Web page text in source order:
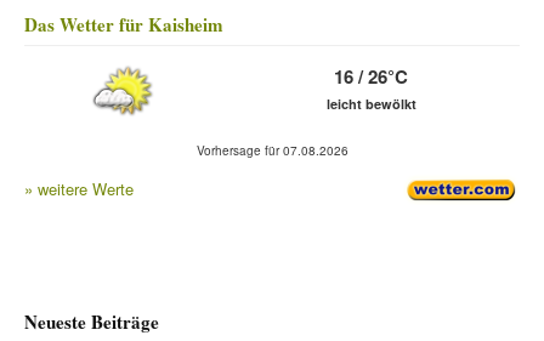
Das Wetter für Kaisheim
16 / 26°C
leicht bewölkt
Vorhersage für 07.08.2026
» weitere Werte
Neueste Beiträge